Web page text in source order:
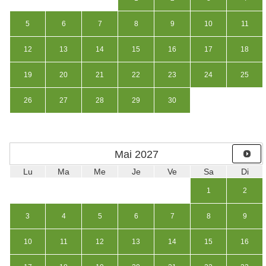
5 6 7 8 9 10 11
12 13 14 15 16 17 18
19 20 21 22 23 24 25
26 27 28 29 30
Mai 2027
Lu Ma Me Je Ve Sa Di
1 2
3 4 5 6 7 8 9
10 11 12 13 14 15 16